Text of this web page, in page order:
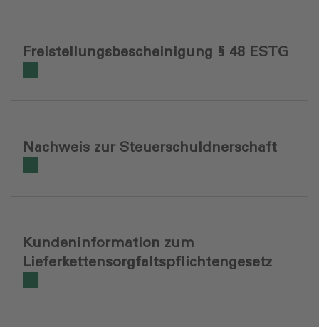
Freistellungsbescheinigung § 48 ESTG
Nachweis zur Steuerschuldnerschaft
Kundeninformation zum
Lieferkettensorgfaltspflichtengesetz